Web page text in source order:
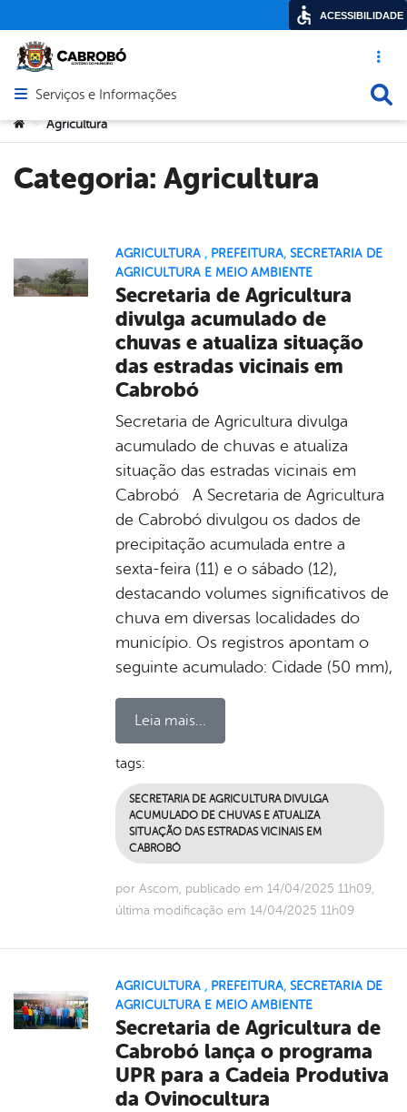
Acesso
Abrir menu principal de navegação
Serviços e Informações
Você está aqui:
> Agricultura
Categoria: Agricultura
AGRICULTURA , PREFEITURA, SECRETARIA DE
AGRICULTURA E MEIO AMBIENTE
Secretaria de Agricultura
divulga acumulado de
chuvas e atualiza situação
das estradas vicinais em
Cabrobó
Secretaria de Agricultura divulga
acumulado de chuvas e atualiza
situação das estradas vicinais em
Cabrobó A Secretaria de Agricultura
de Cabrobó divulgou os dados de
precipitação acumulada entre a
sexta-feira (11) e o sábado (12),
destacando volumes significativos de
chuva em diversas localidades do
município. Os registros apontam o
seguinte acumulado: Cidade (50 mm),
Leia mais...
tags:
SECRETARIA DE AGRICULTURA DIVULGA
ACUMULADO DE CHUVAS E ATUALIZA
SITUAÇÃO DAS ESTRADAS VICINAIS EM
CABROBÓ
por Ascom, publicado em 14/04/2025 11h09,
última modificação em 14/04/2025 11h09
AGRICULTURA , PREFEITURA, SECRETARIA DE
AGRICULTURA E MEIO AMBIENTE
Secretaria de Agricultura de
Cabrobó lança o programa
UPR para a Cadeia Produtiva
da Ovinocultura
ACESSIBILIDADE